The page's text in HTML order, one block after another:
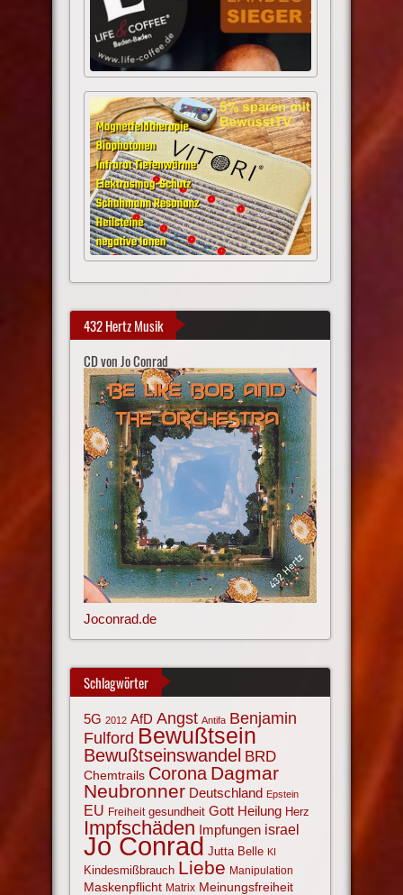
432 Hertz Musik
CD von Jo Conrad
Joconrad.de
Schlagwörter
5G 2012 AfD Angst Antifa Benjamin
Fulford Bewußtsein
Bewußtseinswandel BRD
Chemtrails Corona Dagmar
Neubronner Deutschland Epstein
EU Freiheit gesundheit Gott Heilung Herz
Impfschäden Impfungen israel
Jo Conrad Jutta Belle KI
Kindesmißbrauch Liebe Manipulation
Maskenpflicht Matrix Meinungsfreiheit